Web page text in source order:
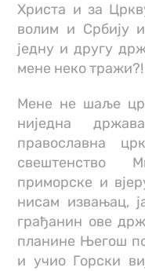
Христа и за
волим и Србију
једну и другу
мене неко тражи?!
Мене не шаље
ниједна
православна
свештенство
приморске и
нисам извањац,
грађанин ове
планине Његош
и учио Горски